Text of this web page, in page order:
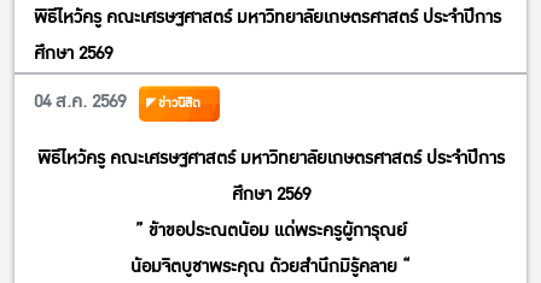
พิธีไหว้ครู คณะเศรษฐศาสตร์ มหาวิทยาลัยเกษตรศาสตร์ ประจำปีการ
ศึกษา 2569
04 ส.ค. 2569
ข่าวนิสิต
พิธีไหว้ครู คณะเศรษฐศาสตร์ มหาวิทยาลัยเกษตรศาสตร์ ประจำปีการ
ศึกษา 2569
” ข้าขอประณตน้อม แด่พระครูผู้การุณย์
น้อมจิตบูชาพระคุณ ด้วยสำนึกมิรู้คลาย “